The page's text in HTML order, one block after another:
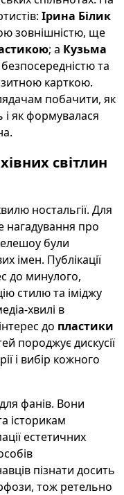
Ірина Білик
зовнішністю, ще
; а Кузьма
та
карткою.
побачити, як
і як формувалася
світлин
ностальгії. Для
нагадування про
були
імен. Публікації
до минулого,
стилю та іміджу
хвилі в
до пластики
породжує дискусії
і вибір кожного
фанів. Вони
історикам
естетичних
пізнати досить
тож ретельно